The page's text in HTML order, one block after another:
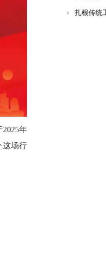
年
这场行
扎根传统工艺，